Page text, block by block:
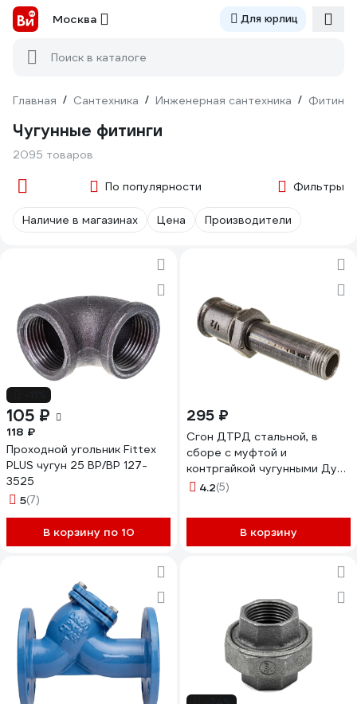
Москва Для юрлиц
Поиск в каталоге
Главная / Сантехника / Инженерная сантехника / Фитинги
Чугунные фитинги
2095 товаров
По популярности Фильтры
Наличие в магазинах Цена Производители
105 ₽
118 ₽
Проходной угольник Fittex
PLUS чугун 25 ВР/ВР 127-
3525
5(7)
В корзину по 10
295 ₽
Сгон ДТРД стальной, в
сборе с муфтой и
контргайкой чугунными Ду
15 (1/2") L-110 МК ч. 12150110
4.2(5)
В корзину